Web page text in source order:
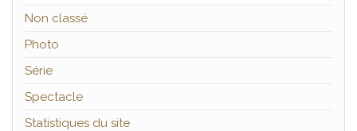
Non classé
Photo
Série
Spectacle
Statistiques du site